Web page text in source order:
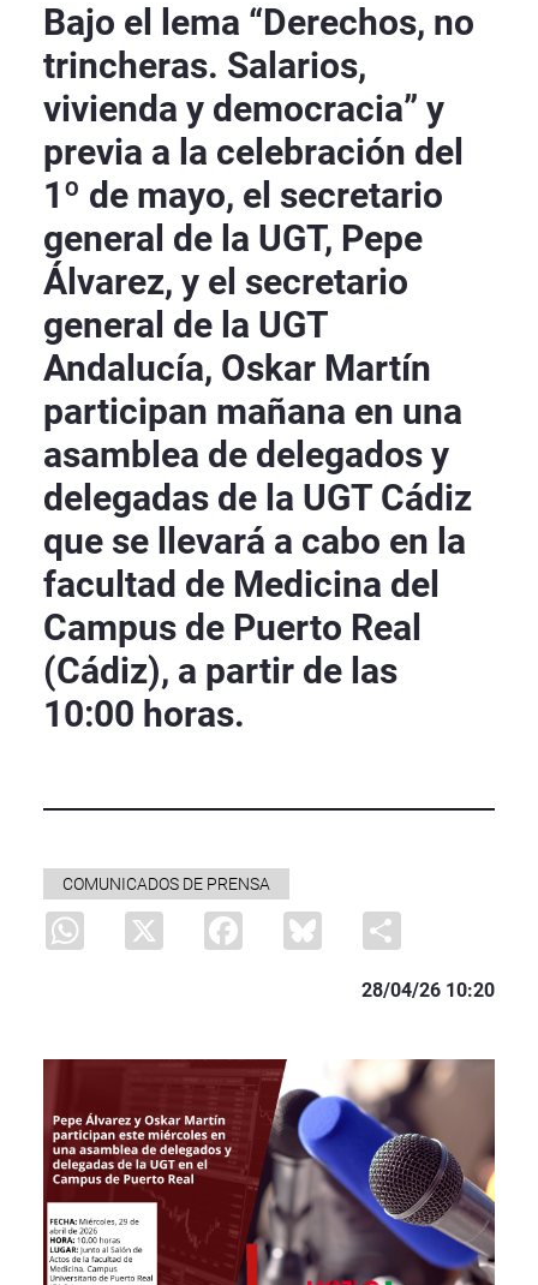
Bajo el lema “Derechos, no
trincheras. Salarios,
vivienda y democracia” y
previa a la celebración del
1º de mayo, el secretario
general de la UGT, Pepe
Álvarez, y el secretario
general de la UGT
Andalucía, Oskar Martín
participan mañana en una
asamblea de delegados y
delegadas de la UGT Cádiz
que se llevará a cabo en la
facultad de Medicina del
Campus de Puerto Real
(Cádiz), a partir de las
10:00 horas.
COMUNICADOS DE PRENSA
WhatsApp
X Facebook Bluesky
28/04/26 10:20